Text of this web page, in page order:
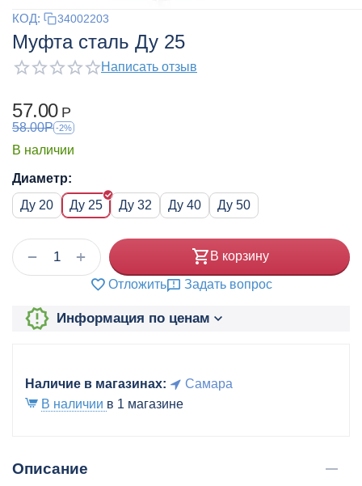
КОД: 34002203
Муфта сталь Ду 25
Написать отзыв
57.00 Р
58.00Р -2%
В наличии
Диаметр:
Ду 20
Ду 25 Ду 32 Ду 40 Ду 50
+
− В корзину
Отложить Задать вопрос
Информация по ценам
Наличие в магазинах:
Самара
В наличии в 1 магазине
Описание